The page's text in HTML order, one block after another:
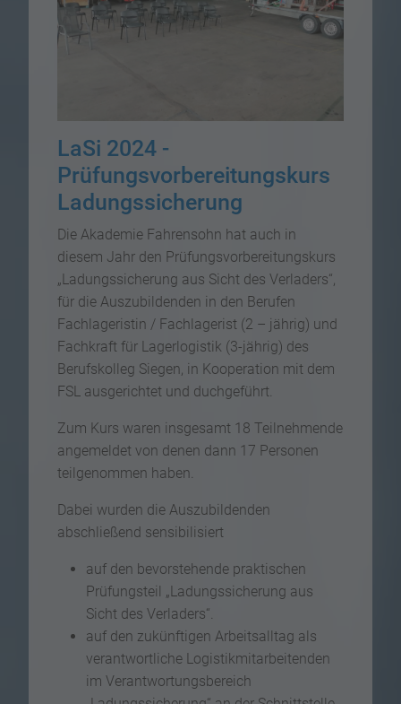
LaSi 2024 -
Prüfungsvorbereitungskurs
Ladungssicherung
Die Akademie Fahrensohn hat auch in
diesem Jahr den Prüfungsvorbereitungskurs
„Ladungssicherung aus Sicht des Verladers“,
für die Auszubildenden in den Berufen
Fachlageristin / Fachlagerist (2 – jährig) und
Fachkraft für Lagerlogistik (3-jährig) des
Berufskolleg Siegen, in Kooperation mit dem
FSL ausgerichtet und duchgeführt.
Zum Kurs waren insgesamt 18 Teilnehmende
angemeldet von denen dann 17 Personen
teilgenommen haben.
Dabei wurden die Auszubildenden
abschließend sensibilisiert
auf den bevorstehende praktischen
Prüfungsteil „Ladungssicherung aus
Sicht des Verladers“.
auf den zukünftigen Arbeitsalltag als
verantwortliche Logistikmitarbeitenden
im Verantwortungsbereich